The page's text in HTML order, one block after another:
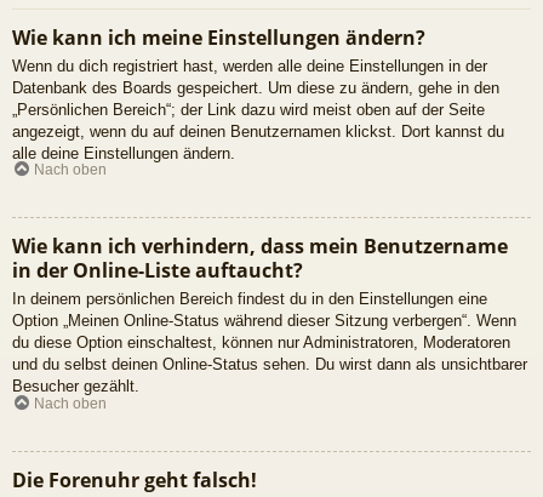
Wie kann ich meine Einstellungen ändern?
Wenn du dich registriert hast, werden alle deine Einstellungen in der
Datenbank des Boards gespeichert. Um diese zu ändern, gehe in den
„Persönlichen Bereich“; der Link dazu wird meist oben auf der Seite
angezeigt, wenn du auf deinen Benutzernamen klickst. Dort kannst du
alle deine Einstellungen ändern.
Nach oben
Wie kann ich verhindern, dass mein Benutzername
in der Online-Liste auftaucht?
In deinem persönlichen Bereich findest du in den Einstellungen eine
Option „Meinen Online-Status während dieser Sitzung verbergen“. Wenn
du diese Option einschaltest, können nur Administratoren, Moderatoren
und du selbst deinen Online-Status sehen. Du wirst dann als unsichtbarer
Besucher gezählt.
Nach oben
Die Forenuhr geht falsch!